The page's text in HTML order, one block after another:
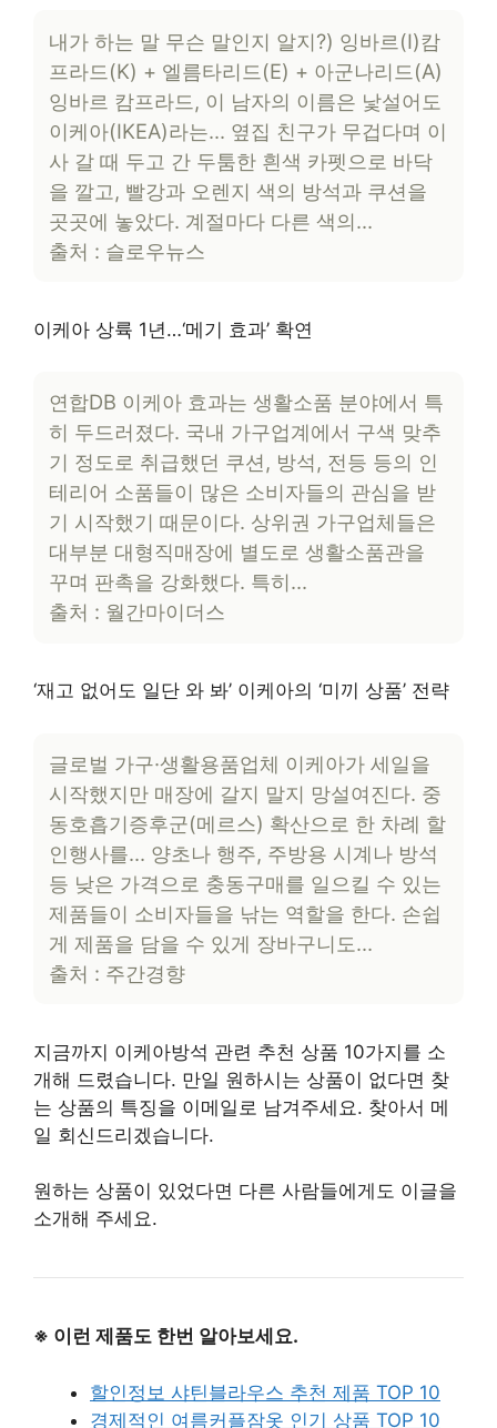
내가 하는 말 무슨 말인지 알지?) 잉바르(I)캄
프라드(K) + 엘름타리드(E) + 아군나리드(A)
잉바르 캄프라드, 이 남자의 이름은 낯설어도
이케아(IKEA)라는… 옆집 친구가 무겁다며 이
사 갈 때 두고 간 두툼한 흰색 카펫으로 바닥
을 깔고, 빨강과 오렌지 색의 방석과 쿠션을
곳곳에 놓았다. 계절마다 다른 색의…
출처 : 슬로우뉴스
이케아 상륙 1년…‘메기 효과’ 확연
연합DB 이케아 효과는 생활소품 분야에서 특
히 두드러졌다. 국내 가구업계에서 구색 맞추
기 정도로 취급했던 쿠션, 방석, 전등 등의 인
테리어 소품들이 많은 소비자들의 관심을 받
기 시작했기 때문이다. 상위권 가구업체들은
대부분 대형직매장에 별도로 생활소품관을
꾸며 판촉을 강화했다. 특히…
출처 : 월간마이더스
‘재고 없어도 일단 와 봐’ 이케아의 ‘미끼 상품’ 전략
글로벌 가구·생활용품업체 이케아가 세일을
시작했지만 매장에 갈지 말지 망설여진다. 중
동호흡기증후군(메르스) 확산으로 한 차례 할
인행사를… 양초나 행주, 주방용 시계나 방석
등 낮은 가격으로 충동구매를 일으킬 수 있는
제품들이 소비자들을 낚는 역할을 한다. 손쉽
게 제품을 담을 수 있게 장바구니도…
출처 : 주간경향
지금까지 이케아방석 관련 추천 상품 10가지를 소
개해 드렸습니다. 만일 원하시는 상품이 없다면 찾
는 상품의 특징을 이메일로 남겨주세요. 찾아서 메
일 회신드리겠습니다.
원하는 상품이 있었다면 다른 사람들에게도 이글을
소개해 주세요.
※ 이런 제품도 한번 알아보세요.
할인정보 샤틴블라우스 추천 제품 TOP 10
경제적인 여름커플잠옷 인기 상품 TOP 10